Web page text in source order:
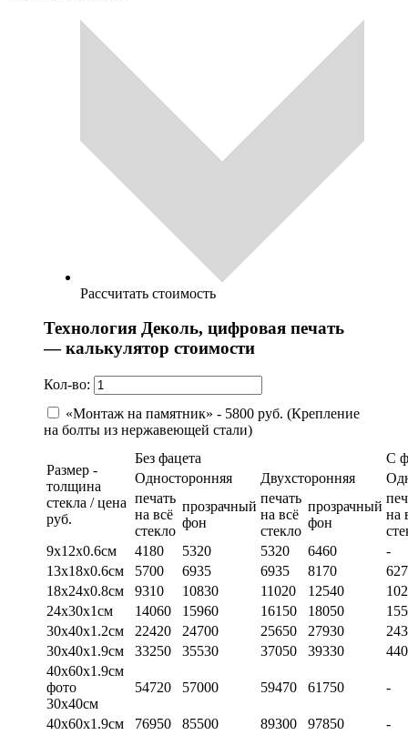
Рассчитать стоимость
Технология Деколь, цифровая печать
— калькулятор стоимости
Кол-во:
«Монтаж на памятник» - 5800 руб. (Крепление
на болты из нержавеющей стали)
Размер -
толщина
стекла / цена
руб.
Без фацета
С
Односторонняя
Двухсторонняя
печать
на всё
стекло
прозрачный
фон
печать
на всё
стекло
прозрачный
фон
на
9х12х0.6см
4180 5320 5320 6460
-
13х18х0.6см
5700 6935 6935 8170
18х24х0.8см
9310 10830 11020 12540
24х30х1см
14060 15960 16150 18050
30х40х1.2см
22420 24700 25650 27930
30х40х1.9см
33250 35530 37050 39330
40х60х1.9см
фото
30х40см
54720 57000 59470 61750 -
40х60х1.9см 76950 85500 89300 97850
-